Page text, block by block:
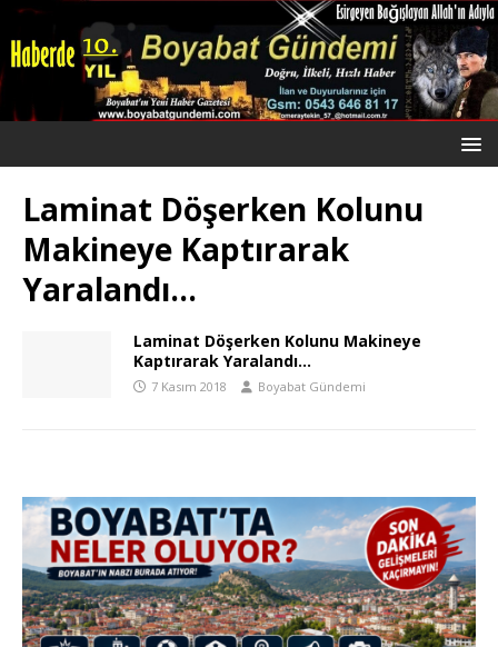
Laminat Döşerken Kolunu
Makineye Kaptırarak
Yaralandı…
Laminat Döşerken Kolunu Makineye
Kaptırarak Yaralandı…
7 Kasım 2018 Boyabat Gündemi